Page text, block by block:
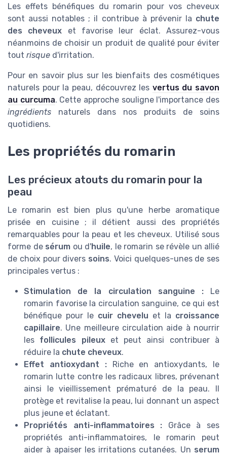
Les effets bénéfiques du romarin pour vos cheveux
sont aussi notables ; il contribue à prévenir la chute
des cheveux et favorise leur éclat. Assurez-vous
néanmoins de choisir un produit de qualité pour éviter
tout risque d'irritation.
Pour en savoir plus sur les bienfaits des cosmétiques
naturels pour la peau, découvrez les vertus du savon
au curcuma. Cette approche souligne l'importance des
ingrédients naturels dans nos produits de soins
quotidiens.
Les propriétés du romarin
Les précieux atouts du romarin pour la
peau
Le romarin est bien plus qu'une herbe aromatique
prisée en cuisine ; il détient aussi des propriétés
remarquables pour la peau et les cheveux. Utilisé sous
forme de sérum ou d'huile, le romarin se révèle un allié
de choix pour divers soins. Voici quelques-unes de ses
principales vertus :
Stimulation de la circulation sanguine :Le
romarin favorise la circulation sanguine, ce qui est
bénéfique pour le cuir chevelu et la croissance
capillaire. Une meilleure circulation aide à nourrir
les follicules pileuxet peut ainsi contribuer à
réduire la chute cheveux.
Effet antioxydant :Riche en antioxydants, le
romarin lutte contre les radicaux libres, prévenant
ainsi le vieillissement prématuré de la peau. Il
protège et revitalise la peau, lui donnant un aspect
plus jeune et éclatant.
Propriétés anti-inflammatoires : Grâce à ses
propriétés anti-inflammatoires, le romarin peut
aider à apaiser les irritations cutanées. Un serum